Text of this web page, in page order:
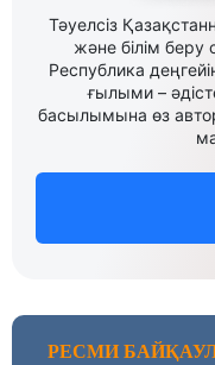
Тәуелсіз
және білім
Республика
ғылыми –
басылымына өз
РЕСМИ